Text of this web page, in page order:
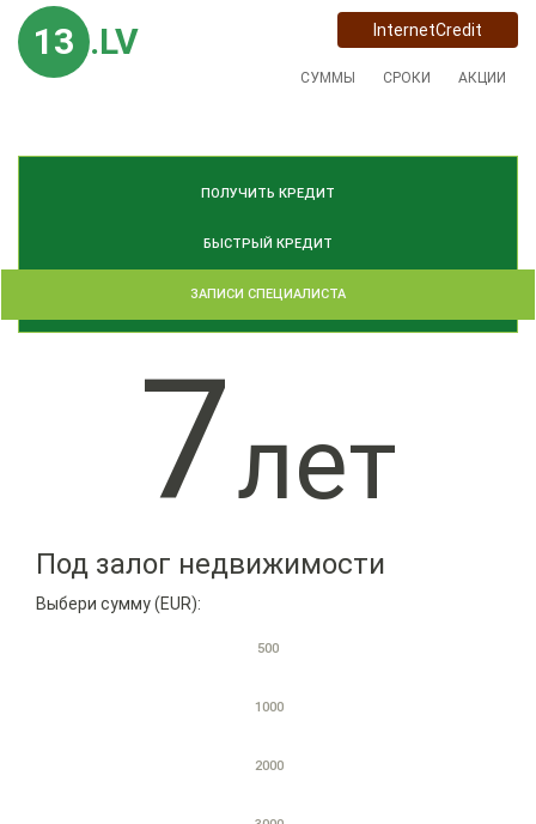
13 .LV InternetCredit
СУММЫ СРОКИ АКЦИИ
ПОЛУЧИТЬ КРЕДИТ
БЫСТРЫЙ КРЕДИТ
ЗАПИСИ СПЕЦИАЛИСТА
7лет
Под залог недвижимости
Выбери сумму (EUR):
500
1000
2000